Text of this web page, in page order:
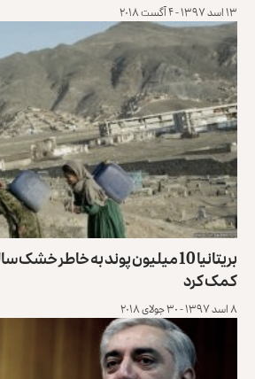
۱۳ اسد ۱۳۹۷ - ۴ آگست ۲۰۱۸
بریتانیا 10 میلیون پوند به خاطر
‌کمک کرد
۸ اسد ۱۳۹۷ - ۳۰ جولای ۲۰۱۸